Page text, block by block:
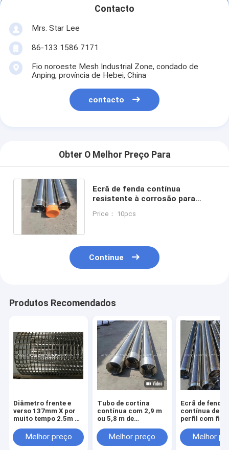
Contacto
Mrs. Star Lee
86-133 1586 7171
Fio noroeste Mesh Industrial Zone, condado de
Anping, província de Hebei, China
contacto
Obter O Melhor Preço Para
Ecrã de fenda contínua
resistente à corrosão para
econômicas
Price： 10pcs
Continue
Produtos Recomendados
Diâmetro frente e
verso 137mm X por
muito tempo 2.5m de
Continuous Slot
Screen do aço 2205
Melhor preço
Tubo de cortina
contínua com 2,9 m
ou 5,8 m de
Melhor preço
Ecrã de fenda
contínua de
perfil com fio
Melhor